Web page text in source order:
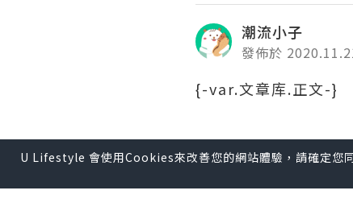
潮流小子
發佈於
{-var.文章库.正文-}
*本站之內容由作者所提供，
U Lifestyle 會使用Cookies來改善您的網站體驗，請確定您